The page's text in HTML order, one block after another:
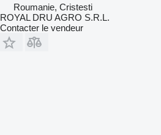
Roumanie, Cristesti
ROYAL DRU AGRO S.R.L.
Contacter le vendeur